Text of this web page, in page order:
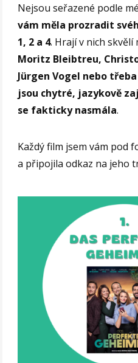
Nejsou seřazené podle
vám měla prozradit
1, 2 a 4. Hrají v nich
Moritz Bleibtreu,
Jürgen Vogel nebo
jsou chytré, jazykově
se fakticky nasmála.
Každý film jsem vám pod
a připojila odkaz na jeho